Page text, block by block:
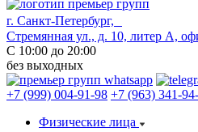
г. Санкт-Петербург,
Стремянная ул., д. 10, литер А,
С 10:00 до 20:00
без выходных
+7 (999) 004-91-98 +7 (963) 341-
Физические лица